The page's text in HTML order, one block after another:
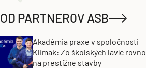
OD PARTNEROV ASB
Akadémia praxe v spoločnosti
Klimak: Zo školských lavíc rovno
na prestížne stavby